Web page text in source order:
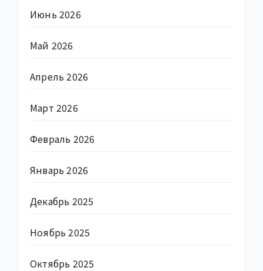
Июнь 2026
Май 2026
Апрель 2026
Март 2026
Февраль 2026
Январь 2026
Декабрь 2025
Ноябрь 2025
Октябрь 2025